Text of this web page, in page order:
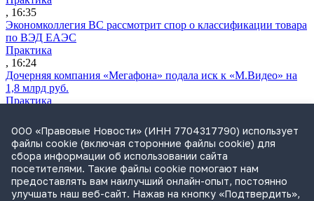
, 16:35
Экономколлегия ВС рассмотрит спор о классификации товара
по ВЭД ЕАЭС
Практика
, 16:24
Дочерняя компания «Мегафона» подала иск к «М.Видео» на
1,8 млрд руб.
Практика
СИП проверит отмену патента на систему управления
устройствами после возражений «Яндекса»
Практика
, 15:17
Суды 10 стран рассматривают иски российской «дочки»
Google о возврате дивидендов
ООО «Правовые Новости» (ИНН 7704317790) использует
файлы cookie (включая сторонние файлы cookie) для
сбора информации об использовании сайта
посетителями. Такие файлы cookie помогают нам
предоставлять вам наилучший онлайн-опыт, постоянно
улучшать наш веб-сайт. Нажав на кнопку «Подтвердить»,